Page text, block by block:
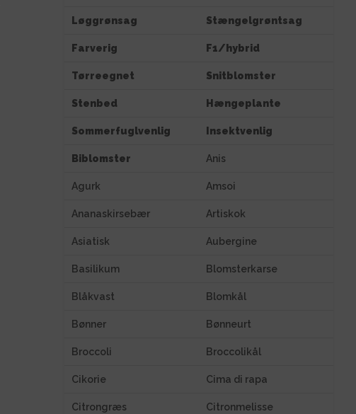
Løggrønsag Stængelgrøntsag
Farverig F1/hybrid
Tørreegnet Snitblomster
Stenbed Hængeplante
Sommerfuglvenlig Insektvenlig
Biblomster Anis
Agurk Amsoi
Ananaskirsebær Artiskok
Asiatisk Aubergine
Basilikum Blomsterkarse
Blåkvast Blomkål
Bønner Bønneurt
Broccoli Broccolikål
Cikorie Cima di rapa
Citrongræs Citronmelisse